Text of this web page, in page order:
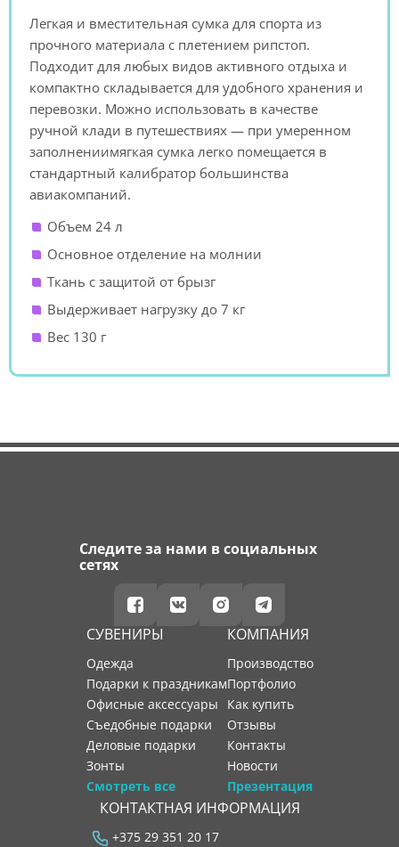
Легкая и вместительная сумка для спорта из
прочного материала с плетением рипстоп.
Подходит для любых видов активного отдыха и
компактно складывается для удобного хранения и
перевозки. Можно использовать в качестве
ручной клади в путешествиях — при умеренном
заполнениимягкая сумка легко помещается в
стандартный калибратор большинства
авиакомпаний.
Объем 24 л
Основное отделение на молнии
Ткань с защитой от брызг
Выдерживает нагрузку до 7 кг
Вес 130 г
Следите за нами в социальных
сетях
СУВЕНИРЫ
Одежда
Подарки к праздникам
Офисные аксессуары
Съедобные подарки
Деловые подарки
Зонты
Смотреть все
КОМПАНИЯ
производство
портфолио
как купить
отзывы
контакты
новости
Презентация
КОНТАКТНАЯ ИНФОРМАЦИЯ
+375 29 351 20 17